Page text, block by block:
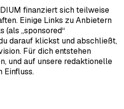
finanziert sich teilweise
Einige Links zu Anbietern
(als „sponsored“
darauf klickst und abschließt,
Für dich entstehen
und auf unsere redaktionelle
Einfluss.